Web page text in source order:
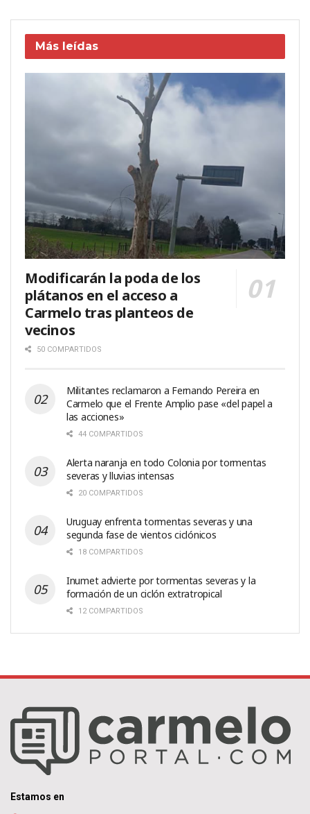
Más leídas
Modificarán la poda de los
plátanos en el acceso a
Carmelo tras planteos de
vecinos
50 COMPARTIDOS
Militantes reclamaron a Fernando Pereira en
Carmelo que el Frente Amplio pase «del papel a
las acciones»
44 COMPARTIDOS
Alerta naranja en todo Colonia por tormentas
severas y lluvias intensas
20 COMPARTIDOS
Uruguay enfrenta tormentas severas y una
segunda fase de vientos ciclónicos
18 COMPARTIDOS
Inumet advierte por tormentas severas y la
formación de un ciclón extratropical
12 COMPARTIDOS
Estamos en